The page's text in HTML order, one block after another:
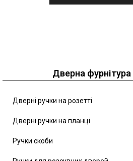
Дверна фурнітура
Дверні ручки на розетті
Дверні ручки на планці
Ручки скоби